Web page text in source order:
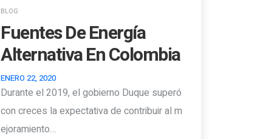
BLOG
Fuentes De Energía
Alternativa En Colombia
ENERO 22, 2020
Durante el 2019, el gobierno Duque superó
con creces la expectativa de contribuir al m
ejoramiento…